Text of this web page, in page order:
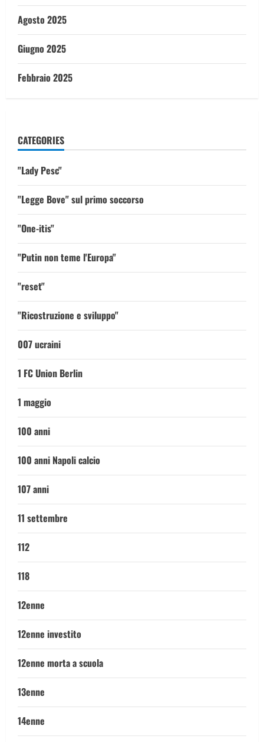
Agosto 2025
Giugno 2025
Febbraio 2025
CATEGORIES
"Lady Pesc"
"Legge Bove" sul primo soccorso
"One-itis"
"Putin non teme l'Europa"
"reset"
"Ricostruzione e sviluppo"
007 ucraini
1 FC Union Berlin
1 maggio
100 anni
100 anni Napoli calcio
107 anni
11 settembre
112
118
12enne
12enne investito
12enne morta a scuola
13enne
14enne